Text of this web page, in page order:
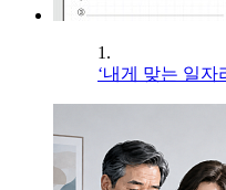
1.
‘내게 맞는 일자